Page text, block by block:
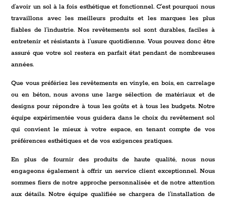
d’avoir un sol à la fois esthétique et fonctionnel. C’est pourquoi nous
travaillons avec les meilleurs produits et les marques les plus
fiables de l’industrie. Nos revêtements sol sont durables, faciles à
entretenir et résistants à l’usure quotidienne. Vous pouvez donc être
assuré que votre sol restera en parfait état pendant de nombreuses
années.
Que vous préfériez les revêtements en vinyle, en bois, en carrelage
ou en béton, nous avons une large sélection de matériaux et de
designs pour répondre à tous les goûts et à tous les budgets. Notre
équipe expérimentée vous guidera dans le choix du revêtement sol
qui convient le mieux à votre espace, en tenant compte de vos
préférences esthétiques et de vos exigences pratiques.
En plus de fournir des produits de haute qualité, nous nous
engageons également à offrir un service client exceptionnel. Nous
sommes fiers de notre approche personnalisée et de notre attention
aux détails. Notre équipe qualifiée se chargera de l’installation de